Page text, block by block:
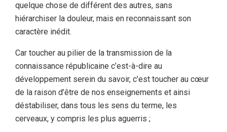
quelque chose de différent des autres, sans
hiérarchiser la douleur, mais en reconnaissant son
caractère inédit.
Car toucher au pilier de la transmission de la
connaissance républicaine c’est-à-dire au
développement serein du savoir, c’est toucher au cœur
de la raison d’être de nos enseignements et ainsi
déstabiliser, dans tous les sens du terme, les
cerveaux, y compris les plus aguerris ;